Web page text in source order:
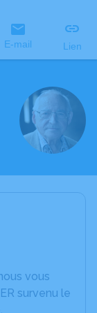
E-mail Lien
vous
survenu le